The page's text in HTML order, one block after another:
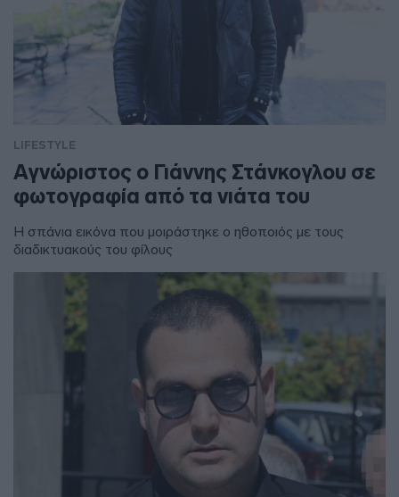
LIFESTYLE
Αγνώριστος ο Γιάννης Στάνκογλου σε
φωτογραφία από τα νιάτα του
Η σπάνια εικόνα που μοιράστηκε ο ηθοποιός με τους
διαδικτυακούς του φίλους